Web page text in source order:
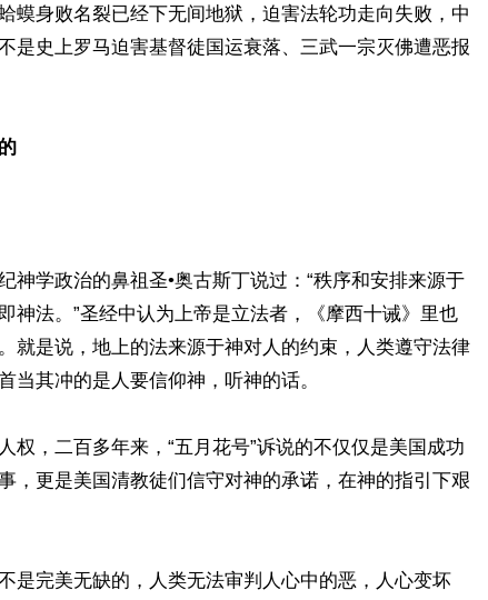
蟆身败名裂已经下无间地狱，迫害法轮功走向失败，中
是史上罗马迫害基督徒国运衰落、三武一宗灭佛遭恶报
神学政治的鼻祖圣•奥古斯丁说过：“秩序和安排来源于
神法。”圣经中认为上帝是立法者，《摩西十诫》里也
就是说，地上的法来源于神对人的约束，人类遵守法律
当其冲的是人要信仰神，听神的话。
权，二百多年来，“五月花号”诉说的不仅仅是美国成功
，更是美国清教徒们信守对神的承诺，在神的指引下艰
是完美无缺的，人类无法审判人心中的恶，人心变坏